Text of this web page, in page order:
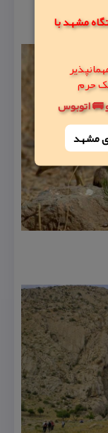
هتل و اقامتگاه مشهد با
🚌 اتوبوس
مشهد